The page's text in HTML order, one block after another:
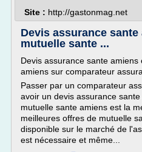
Site : http://gastonmag.net
Devis assurance
mutuelle sante ...
Devis assurance sante
amiens sur comparateur
Passer par un comparateur
avoir un devis assurance
mutuelle sante amiens est la
meilleures offres de mutuelle
disponible sur le marché de
est nécessaire et même...